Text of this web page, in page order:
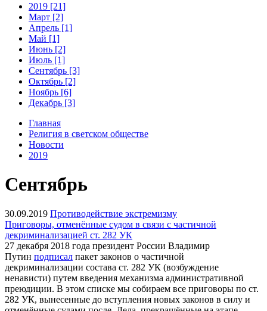
2019 [21]
Март [2]
Апрель [1]
Май [1]
Июнь [2]
Июль [1]
Сентябрь [3]
Октябрь [2]
Ноябрь [6]
Декабрь [3]
Главная
Религия в светском обществе
Новости
2019
Сентябрь
30.09.2019 Противодействие экстремизму
Приговоры, отменённые судом в связи с частичной
декриминализацией ст. 282 УК
27 декабря 2018 года президент России Владимир
Путин подписал пакет законов о частичной
декриминализации состава ст. 282 УК (возбуждение
ненависти) путем введения механизма административной
преюдиции. В этом списке мы собираем все приговоры по ст.
282 УК, вынесенные до вступления новых законов в силу и